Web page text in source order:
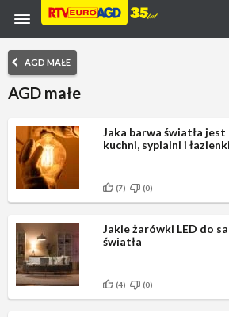
Przejdź do zawartości strony
Przejdź do wyszukiwarki
Przejdź do kategorii
Przejdź do stopki
OTWÓRZ
MENU
AGD MAŁE
AGD małe
Jaka barwa światła
kuchni, sypialni i łazienki
(7) (0)
Jakie żarówki LED do
światła
(4) (0)